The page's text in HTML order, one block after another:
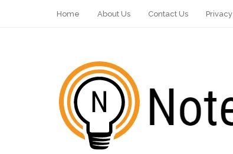
Home About Us Contact Us